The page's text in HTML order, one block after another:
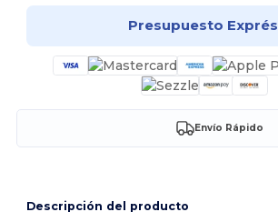
Presupuesto Exprés
Envío Rápido
Descripción del producto